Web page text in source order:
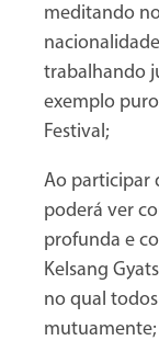
meditando
trabalhando
exemplo
Festival;
Ao participar
poderá ver
profunda e
Kelsang
no qual
mutuamente;